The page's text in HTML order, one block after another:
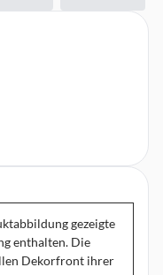
gezeigte
enthalten. Die
Dekorfront ihrer